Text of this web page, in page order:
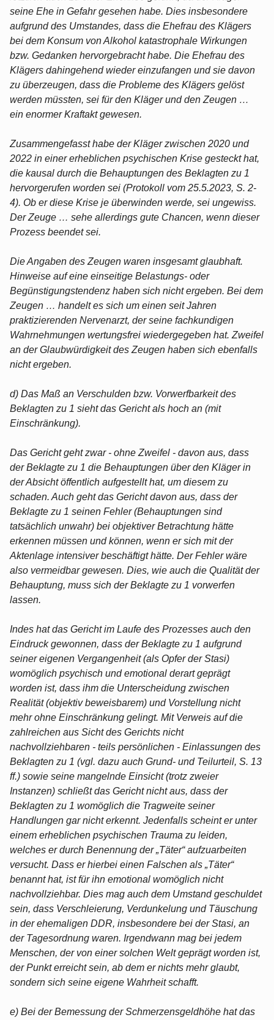
seine Ehe in Gefahr gesehen habe. Dies insbesondere
aufgrund des Umstandes, dass die Ehefrau des Klägers
bei dem Konsum von Alkohol katastrophale Wirkungen
bzw. Gedanken hervorgebracht habe. Die Ehefrau des
Klägers dahingehend wieder einzufangen und sie davon
zu überzeugen, dass die Probleme des Klägers gelöst
werden müssten, sei für den Kläger und den Zeugen …
ein enormer Kraftakt gewesen.
Zusammengefasst habe der Kläger zwischen 2020 und
2022 in einer erheblichen psychischen Krise gesteckt hat,
die kausal durch die Behauptungen des Beklagten zu 1
hervorgerufen worden sei (Protokoll vom 25.5.2023, S. 2-
4). Ob er diese Krise je überwinden werde, sei ungewiss.
Der Zeuge … sehe allerdings gute Chancen, wenn dieser
Prozess beendet sei.
Die Angaben des Zeugen waren insgesamt glaubhaft.
Hinweise auf eine einseitige Belastungs- oder
Begünstigungstendenz haben sich nicht ergeben. Bei dem
Zeugen … handelt es sich um einen seit Jahren
praktizierenden Nervenarzt, der seine fachkundigen
Wahrnehmungen wertungsfrei wiedergegeben hat. Zweifel
an der Glaubwürdigkeit des Zeugen haben sich ebenfalls
nicht ergeben.
d) Das Maß an Verschulden bzw. Vorwerfbarkeit des
Beklagten zu 1 sieht das Gericht als hoch an (mit
Einschränkung).
Das Gericht geht zwar - ohne Zweifel - davon aus, dass
der Beklagte zu 1 die Behauptungen über den Kläger in
der Absicht öffentlich aufgestellt hat, um diesem zu
schaden. Auch geht das Gericht davon aus, dass der
Beklagte zu 1 seinen Fehler (Behauptungen sind
tatsächlich unwahr) bei objektiver Betrachtung hätte
erkennen müssen und können, wenn er sich mit der
Aktenlage intensiver beschäftigt hätte. Der Fehler wäre
also vermeidbar gewesen. Dies, wie auch die Qualität der
Behauptung, muss sich der Beklagte zu 1 vorwerfen
lassen.
Indes hat das Gericht im Laufe des Prozesses auch den
Eindruck gewonnen, dass der Beklagte zu 1 aufgrund
seiner eigenen Vergangenheit (als Opfer der Stasi)
womöglich psychisch und emotional derart geprägt
worden ist, dass ihm die Unterscheidung zwischen
Realität (objektiv beweisbarem) und Vorstellung nicht
mehr ohne Einschränkung gelingt. Mit Verweis auf die
zahlreichen aus Sicht des Gerichts nicht
nachvollziehbaren - teils persönlichen - Einlassungen des
Beklagten zu 1 (vgl. dazu auch Grund- und Teilurteil, S. 13
ff.) sowie seine mangelnde Einsicht (trotz zweier
Instanzen) schließt das Gericht nicht aus, dass der
Beklagten zu 1 womöglich die Tragweite seiner
Handlungen gar nicht erkennt. Jedenfalls scheint er unter
einem erheblichen psychischen Trauma zu leiden,
welches er durch Benennung der „Täter“ aufzuarbeiten
versucht. Dass er hierbei einen Falschen als „Täter“
benannt hat, ist für ihn emotional womöglich nicht
nachvollziehbar. Dies mag auch dem Umstand geschuldet
sein, dass Verschleierung, Verdunkelung und Täuschung
in der ehemaligen DDR, insbesondere bei der Stasi, an
der Tagesordnung waren. Irgendwann mag bei jedem
Menschen, der von einer solchen Welt geprägt worden ist,
der Punkt erreicht sein, ab dem er nichts mehr glaubt,
sondern sich seine eigene Wahrheit schafft.
e) Bei der Bemessung der Schmerzensgeldhöhe hat das